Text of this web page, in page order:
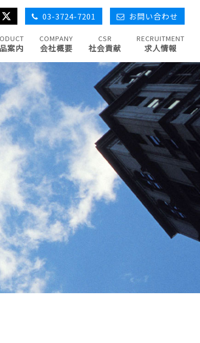
03-3724-7201 お問い合わせ
案内
COMPANY
会社概要
CSR
社会貢献
RECRUITMENT
求人情報